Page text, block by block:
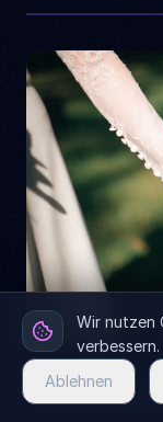
Ein QR-Code
Wir nutzen
verbessern.
Ablehnen